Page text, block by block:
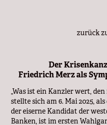
zurück
Der
Friedrich Merz als
„Was ist ein Kanzler wert,
stellte sich am 6. Mai 2025,
der eiserne Kandidat der
Banken, ist im ersten